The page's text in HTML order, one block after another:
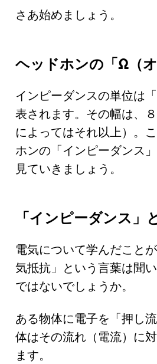
さあ始めましょう。
ヘッドホンの「Ω（
インピーダンスの単位は
表されます。その幅は、
によってはそれ以上）。
ホンの「インピーダンス
見ていきましょう。
「インピーダンス」
電気について学んだこと
気抵抗」という言葉は聞
ではないでしょうか。
ある物体に電子を「押し
体はその流れ（電流）に
ます。